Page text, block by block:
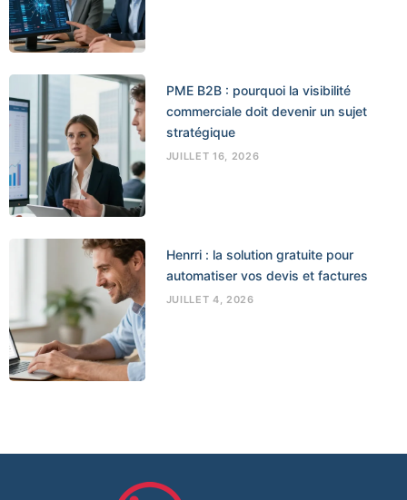
PME B2B : pourquoi la visibilité
commerciale doit devenir un sujet
stratégique
JUILLET 16, 2026
Henrri : la solution gratuite pour
automatiser vos devis et factures
JUILLET 4, 2026